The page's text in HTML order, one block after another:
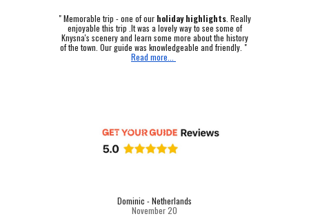
"Memorable trip - one of our holiday highlights. Really
enjoyable this trip .It was a lovely way to see some of
Knysna's scenery and learn some more about the history
of the town. Our guide was knowledgeable and friendly. "
Read more...
Dominic - Netherlands
November 20